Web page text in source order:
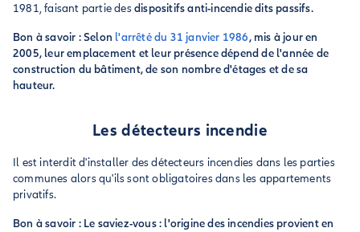
1981, faisant partie desdispositifs anti-incendie dits passifs.
Bon à savoir : Selon l'arrêté du 31 janvier 1986, mis à jour en
2005, leur emplacement et leur présence dépend de l'année de
construction du bâtiment, de son nombre d'étages et de sa
hauteur.
Les détecteurs incendie
Il est interdit d'installer des détecteurs incendies dans les parties
communes alors qu'ils sont obligatoires dans les appartements
privatifs.
Bon à savoir : Le saviez-vous : l'origine des incendies provient en